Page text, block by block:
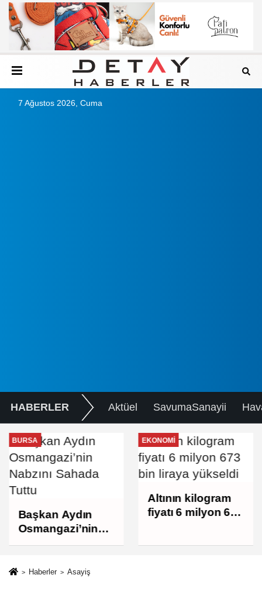
7 Ağustos 2026, Cuma
HABERLER Aktüel SavumaSanayii
BURSA
Başkan Aydın
Osmangazi’nin
Nabzını Sahada
EKONOMI
Altının kilogram
fiyatı 6 milyon 673
Haberler Asayiş